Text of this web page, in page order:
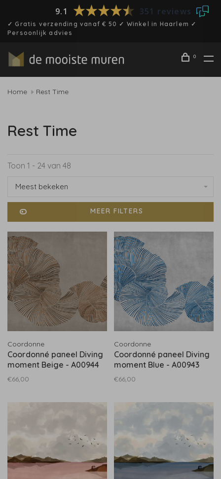
9.1 351 reviews
✓ Gratis verzending vanaf € 50 ✓ Winkel in Haarlem ✓
Persoonlijk advies
0
Home Rest Time
Rest Time
Toon 1 - 24 van 48
Meest bekeken
MEER FILTERS
Coordonne
Coordonné paneel Diving
moment Beige - A00944
€66,00
Coordonne
Coordonné paneel Diving
moment Blue - A00943
€66,00